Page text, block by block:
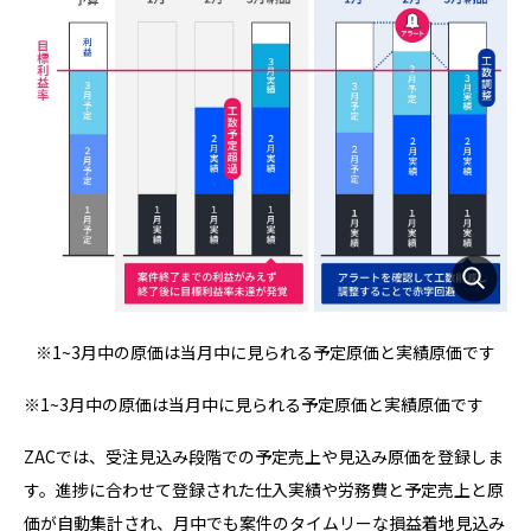
※1~3月中の原価は当月中に見られる予定原価と実績原価です
※1~3月中の原価は当月中に見られる予定原価と実績原価です
ZACでは、受注見込み段階での予定売上や見込み原価を登録しま
す。進捗に合わせて登録された仕入実績や労務費と予定売上と原
価が自動集計され、月中でも案件のタイムリーな損益着地見込み